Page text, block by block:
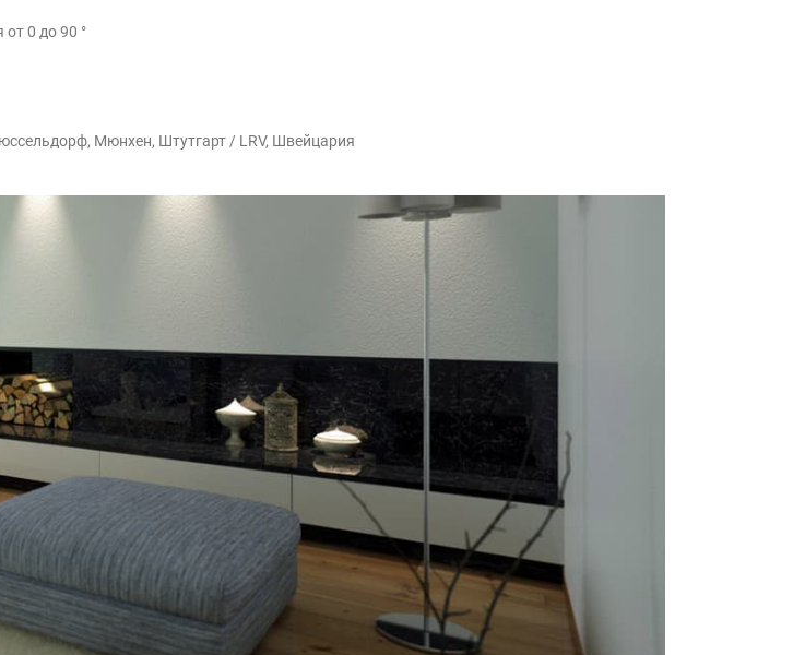
0 до 90 °
Мюнхен, Штутгарт / LRV, Швейцария